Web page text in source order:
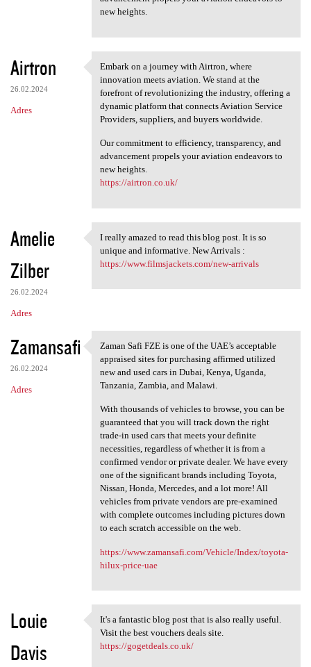
new heights.
Airtron
26.02.2024
Adres
Embark on a journey with
Embark on a journey with Airtron, where
innovation meets aviation. We stand at the
forefront of revolutionizing the industry, offering a
dynamic platform that connects Aviation Service
Providers, suppliers, and buyers worldwide.
Our commitment to efficiency, transparency, and
advancement propels your aviation endeavors to
new heights.
https://airtron.co.uk/
Amelie
Zilber
26.02.2024
Adres
I really amazed to read this
I really amazed to read this blog post. It is so
unique and informative. New Arrivals :
https://www.filmsjackets.com/new-arrivals
Zamansafi
26.02.2024
Adres
Zaman Safi FZE is one of the
Zaman Safi FZE is one of the UAE’s acceptable
appraised sites for purchasing affirmed utilized
new and used cars in Dubai, Kenya, Uganda,
Tanzania, Zambia, and Malawi.
With thousands of vehicles to browse, you can be
guaranteed that you will track down the right
trade-in used cars that meets your definite
necessities, regardless of whether it is from a
confirmed vendor or private dealer. We have every
one of the significant brands including Toyota,
Nissan, Honda, Mercedes, and a lot more! All
vehicles from private vendors are pre-examined
with complete outcomes including pictures down
to each scratch accessible on the web.
https://www.zamansafi.com/Vehicle/Index/toyota-
hilux-price-uae
Louie
Davis
It's a fantastic blog post
It's a fantastic blog post that is also really useful.
Visit the best vouchers deals site.
https://gogetdeals.co.uk/